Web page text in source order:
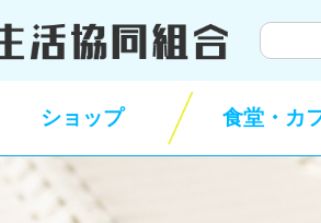
サ
内
ショップ 食堂・カ